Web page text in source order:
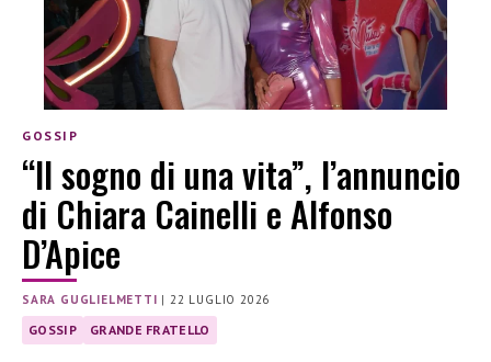
GOSSIP
“Il sogno di una vita”, l’annuncio
di Chiara Cainelli e Alfonso
D’Apice
SARA GUGLIELMETTI | 22 LUGLIO 2026
GOSSIP GRANDE FRATELLO